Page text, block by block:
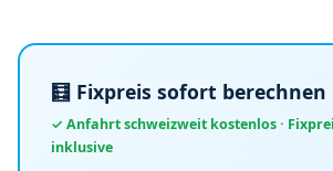
🧮 Fixpreis sofort berechnen
✓ Anfahrt schweizweit kostenlos ·
inklusive